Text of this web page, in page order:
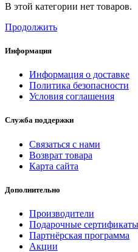
В этой категории нет товаров.
Продолжить
Информация
Информация о доставке
Политика безопасности
Условия соглашения
Служба поддержки
Связаться с нами
Возврат товара
Карта сайта
Дополнительно
Производители
Подарочные сертификаты
Партнёрская программа
Акции